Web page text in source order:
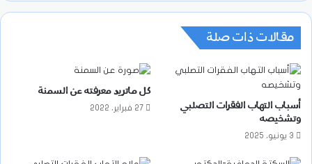
مقالات ذات صلة
أسباب التهاب الفقرات التصلبي
وتشخيصه
3 يونيو، 2025
كل ماتريد معرفته عن السمنة
27 فبراير، 2022